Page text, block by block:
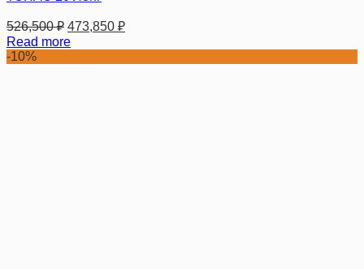
526,500₽ 473,850 ₽
Read more
-10%